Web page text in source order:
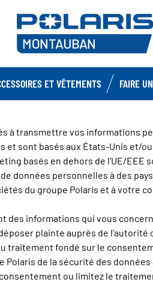
ET VÊTEMENTS FAIRE
transmettre vos informations
sont basés aux États-Unis et/
basés en dehors de l’UE/
données personnelles à des
du groupe Polaris et à votre
des informations qui vous
plainte auprès de
fondé sur le
Polaris de la sécurité des
ou limitez le